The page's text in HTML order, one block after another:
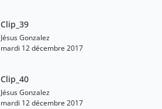
Clip_39
Jésus Gonzalez
mardi 12 décembre 2017
Clip_40
Jésus Gonzalez
mardi 12 décembre 2017